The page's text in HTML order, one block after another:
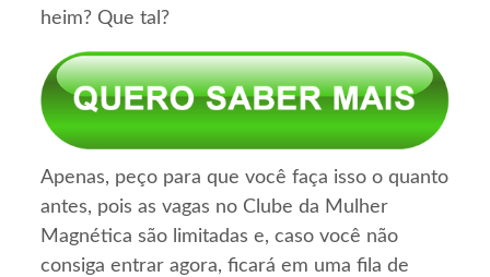
heim? Que tal?
Apenas, peço para que você faça isso o quanto
antes, pois as vagas no Clube da Mulher
Magnética são limitadas e, caso você não
consiga entrar agora, ficará em uma fila de